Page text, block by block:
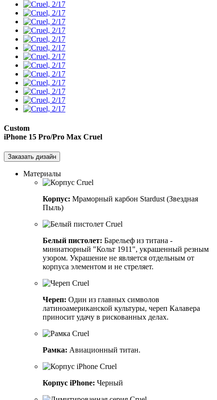
Custom
iPhone 15 Pro/Pro Max Cruel
Заказать дизайн
Материалы
Корпус: Мраморный карбон Stardust (Звездная
Пыль)
Белый пистолет: Барельеф из титана -
миниатюрный "Кольт 1911", украшенный резным
узором. Украшение не является отдельным от
корпуса элементом и не стреляет.
Череп: Один из главных символов
латиноамериканской культуры, череп Калавера
приносит удачу в рискованных делах.
Рамка: Авиационный титан.
Корпус iPhone: Черный